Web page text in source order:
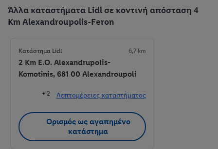
Άλλα καταστήματα Lidl σε κοντινή απόσταση 4
Km Alexandroupolis-Feron
Κατάστημα Lidl 6,7 km
2 Km E.O. Alexandrupolis-
Komotinis, 681 00 Alexandroupoli
+ 2 Λεπτομέρειες καταστήματος
Ορισμός ως αγαπημένο
κατάστημα